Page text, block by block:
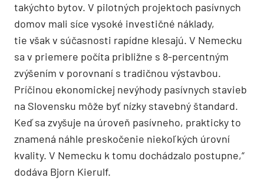
takýchto bytov. V pilotných projektoch pasívnych
domov mali síce vysoké investičné náklady,
tie však v súčasnosti rapídne klesajú. V Nemecku
sa v priemere počíta približne s 8-percentným
zvýšením v porovnaní s tradičnou výstavbou.
Príčinou ekonomickej nevýhody pasívnych stavieb
na Slovensku môže byť nízky stavebný štandard.
Keď sa zvyšuje na úroveň pasívneho, prakticky to
znamená náhle preskočenie niekoľkých úrovní
kvality. V Nemecku k tomu dochádzalo postupne,“
dodáva Bjorn Kierulf.